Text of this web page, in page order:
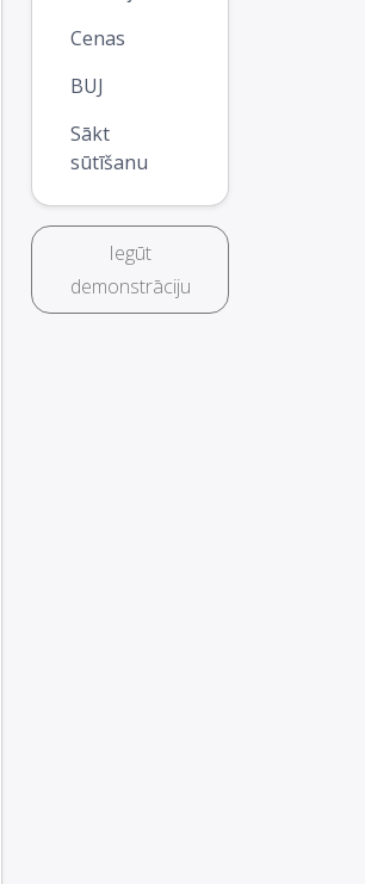
Cenas
BUJ
Sākt
sūtīšanu
Iegūt
demonstrāciju